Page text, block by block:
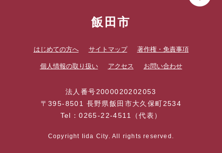
飯田市
はじめての方へ サイトマップ 著作権・免責事項
個人情報の取り扱い アクセス お問い合わせ
法人番号2000020202053
〒395-8501 長野県飯田市大久保町2534
Tel：0265-22-4511（代表）
Copyright Iida City. All rights reserved.